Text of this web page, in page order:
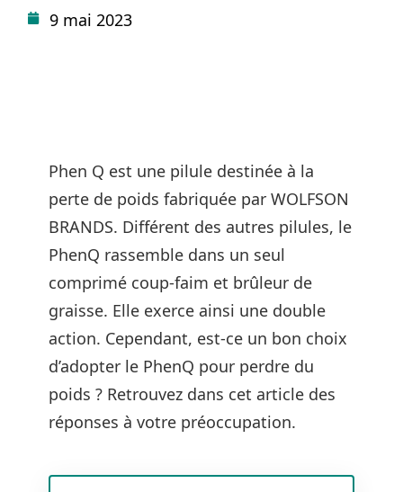
9 mai 2023
Phen Q est une pilule destinée à la
perte de poids fabriquée par WOLFSON
BRANDS. Différent des autres pilules, le
PhenQ rassemble dans un seul
comprimé coup-faim et brûleur de
graisse. Elle exerce ainsi une double
action. Cependant, est-ce un bon choix
d’adopter le PhenQ pour perdre du
poids ? Retrouvez dans cet article des
réponses à votre préoccupation.